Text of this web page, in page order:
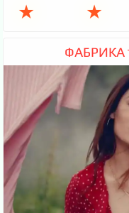
★ ★
ФАБРИКА